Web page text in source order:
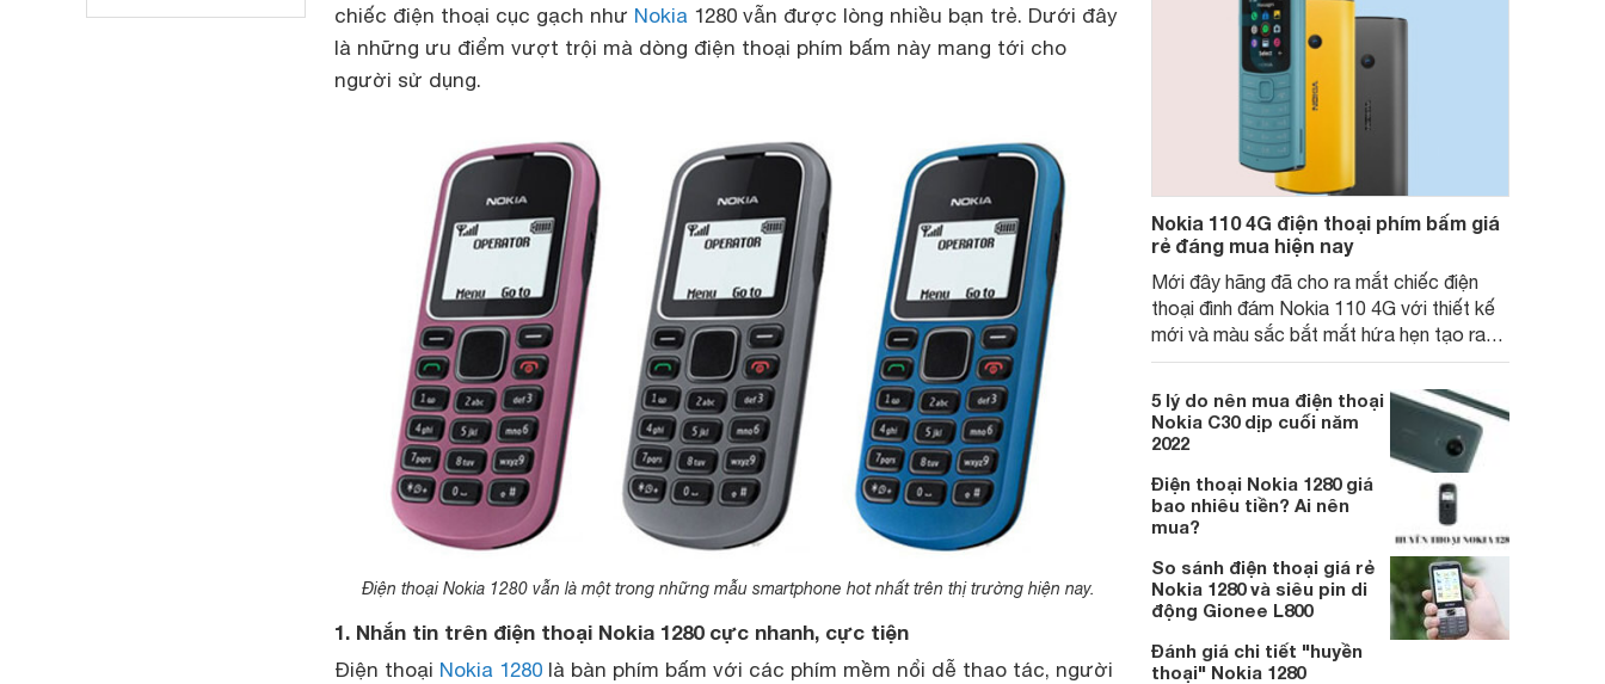
chiếc điện thoại cục gạch như Nokia 1280 vẫn được lòng nhiều bạn trẻ. Dưới đây
là những ưu điểm vượt trội mà dòng điện thoại phím bấm này mang tới cho
người sử dụng.
Điện thoại Nokia 1280 vẫn là một trong những mẫu smartphone hot nhất trên thị trường hiện nay.
1. Nhắn tin trên điện thoại Nokia 1280 cực nhanh, cực tiện
Điện thoại Nokia 1280 là bàn phím bấm với các phím mềm nổi dễ thao tác, người
Nokia 110 4G điện thoại phím bấm giá
rẻ đáng mua hiện nay
Mới đây hãng đã cho ra mắt chiếc điện
thoại đình đám Nokia 110 4G với thiết kế
mới và màu sắc bắt mắt hứa hẹn tạo ra
nhiều đột phá trong thời gian tới.
5 lý do nên mua điện thoại
Nokia C30 dịp cuối năm
2022
Điện thoại Nokia 1280 giá
bao nhiêu tiền? Ai nên
mua?
So sánh điện thoại giá rẻ
Nokia 1280 và siêu pin di
động Gionee L800
Đánh giá chi tiết "huyền
thoại" Nokia 1280